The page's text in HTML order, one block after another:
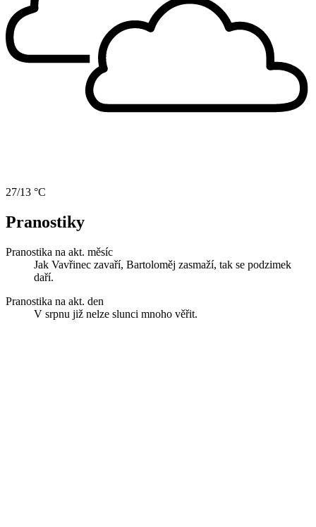
27/13 °C
Pranostiky
Pranostika na akt. měsíc
Jak Vavřinec zavaří, Bartoloměj zasmaží, tak se podzimek
daří.
Pranostika na akt. den
V srpnu již nelze slunci mnoho věřit.